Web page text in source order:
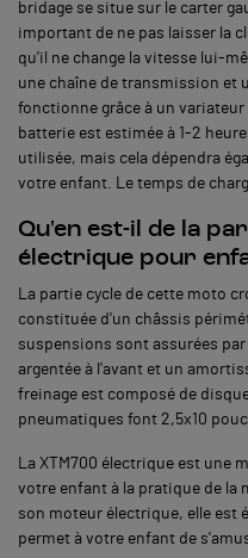
bridage se situe sur le carter
important de ne pas laisser la
qu'il ne change la vitesse lui-
une chaîne de transmission et
fonctionne grâce à un
batterie est estimée à 1-2
utilisée, mais cela dépendra
votre enfant. Le temps de
Qu'en est-il de la
électrique pour
La partie cycle de cette moto
constituée d'un châssis
suspensions sont assurées
argentée à l'avant et un
freinage est composé de
pneumatiques font 2,5x10
La XTM700 électrique est
votre enfant à la pratique de la
son moteur électrique, elle est
permet à votre enfant de